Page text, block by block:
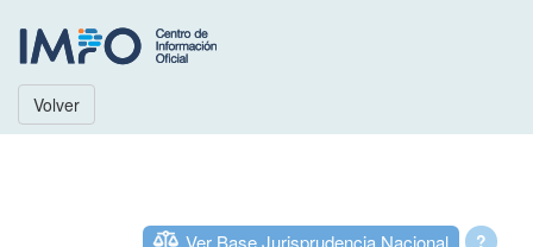
Volver
?
Ver Base Jurisprudencia Nacional